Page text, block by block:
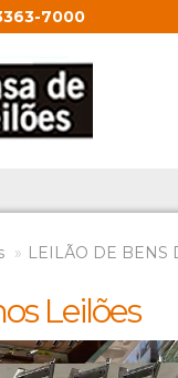
7000
LEILÃO DE BENS
Leilões